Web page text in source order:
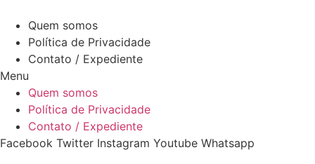
para
conteúdo
Quem somos
Política de Privacidade
Contato / Expediente
Menu
Quem somos
Política de Privacidade
Contato / Expediente
Facebook Twitter Instagram Youtube Whatsapp